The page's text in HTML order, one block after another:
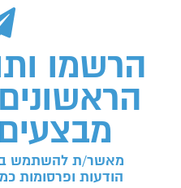
הרשמו
מאשר/ת להשתמש
הודעות ופרסומות